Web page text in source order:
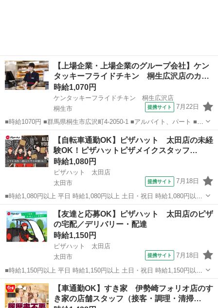
【上場企業・上場企業のグループ会社】ケン
タッキーフライドチキン 桐生広沢店のカ…
時給1,070円
ケンタッキーフライドチキン 桐生広沢店
桐生市
提携サイト 7月22日
■時給1070円 ■群馬県桐生市広沢町4-2050-1 ■アルバイト、パート ■未
経験歓迎、高校生OK、フリーター歓迎、ミドル（40代～）活躍中、エ
ルダー（50代～）活躍中、シニア（60代～）活躍中、ボーナス・賞与
あり、昇給...
群馬 桐生市 ファーストフード
【自転車通勤OK】ピザハット 太田店の未経
験OK！ピザハットピザメイクスタッフ…
時給1,080円
ピザハット 太田店
太田市
提携サイト 7月18日
■時給1,080円以上 平日 時給1,080円以上 土日・祝日 時給1,080円以上
高校生 時給1,080円以上 ■群馬県太田市新井町552-19 ■アルバイト、パ
ート ■友達と応募OK、未経験歓迎、経験者・有資格者歓迎、...
群馬 太田市 ファーストフード
【友達と応募OK】ピザハット 太田店のピザ
の宅配／デリバリー・配達
時給1,150円
ピザハット 太田店
太田市
提携サイト 7月18日
■時給1,150円以上 平日 時給1,150円以上 土日・祝日 時給1,150円以上
高校生 時給1,150円以上 ■群馬県太田市新井町552-19 ■アルバイト、パ
ート ■友達と応募OK、未経験歓迎、経験者・有資格者歓迎、...
群馬 太田市 ファーストフード
【車通勤OK】すき家 伊勢崎フォリオ店のす
き家の店舗スタッフ（接客・調理・清掃…